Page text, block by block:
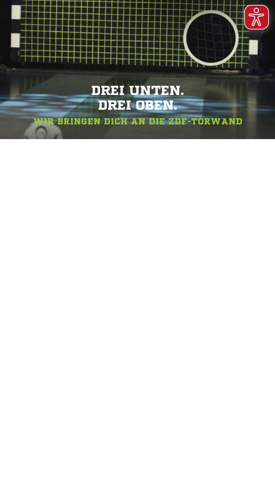
DREI UNTEN.
DREI OBEN.
WIR BRINGEN DICH AN DIE ZDF-TORWAND